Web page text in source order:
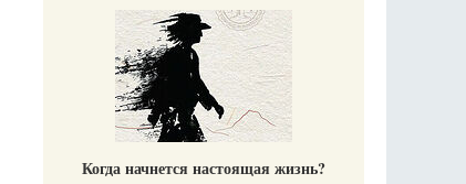
Когда начнется настоящая жизнь?